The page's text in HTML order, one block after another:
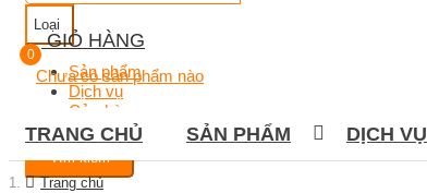
Loại
Sản phẩm
Dịch vụ
Cửa hàng
Tìm kiếm
0
GIỎ HÀNG
Chưa có sản phẩm nào
TRANG CHỦ SẢN PHẨM DỊCH VỤ
Trang chủ